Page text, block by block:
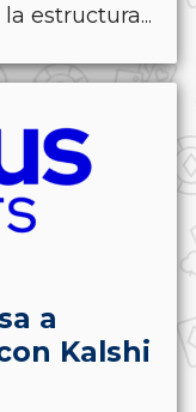
estructura...
a
Kalshi